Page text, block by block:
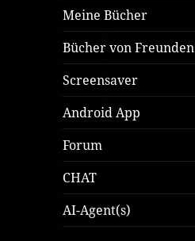
Meine Bücher
Bücher von Freunden
Screensaver
Android App
Forum
CHAT
AI-Agent(s)